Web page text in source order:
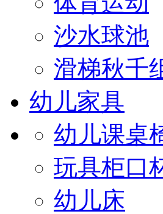
沙水球池
滑梯秋千
幼儿家具
幼儿课桌
玩具柜口
幼儿床